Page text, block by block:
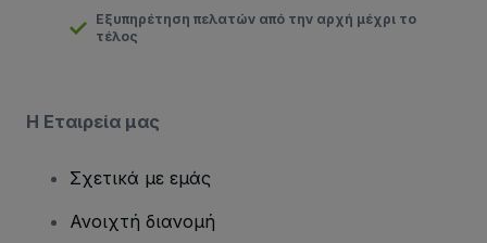
Εξυπηρέτηση πελατών από την αρχή μέχρι το
τέλος
Η Εταιρεία μας
Σχετικά με εμάς
Ανοιχτή διανομή